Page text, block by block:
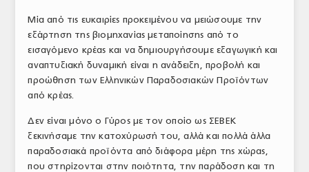
Μία από τις ευκαιρίες προκειμένου να μειώσουμε την
εξάρτηση της βιομηχανίας μεταποίησης από το
εισαγόμενο κρέας και να δημιουργήσουμε εξαγωγική και
αναπτυξιακή δυναμική είναι η ανάδειξη, προβολή και
προώθηση των Ελληνικών Παραδοσιακών Προϊόντων
από κρέας.
Δεν είναι μόνο ο Γύρος με τον οποίο ως ΣΕΒΕΚ
ξεκινήσαμε την κατοχύρωσή του, αλλά και πολλά άλλα
παραδοσιακά προϊόντα από διάφορα μέρη της χώρας,
που στηρίζονται στην ποιότητα, την παράδοση και τη